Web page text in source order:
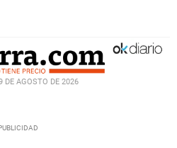
DE AGOSTO DE 2026